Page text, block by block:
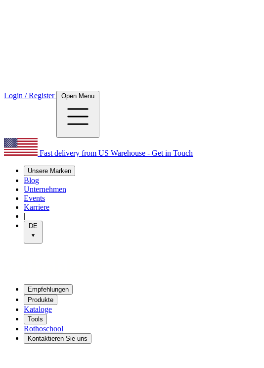
Login / Register Open Menu
Fast delivery from US Warehouse - Get in Touch
Unsere Marken
Blog
Unternehmen
Events
Karriere
|
DE
Empfehlungen
Produkte
Kataloge
Tools
Rothoschool
Kontaktieren Sie uns